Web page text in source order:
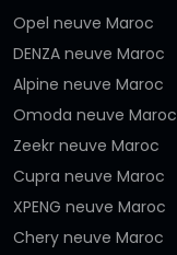
Opel neuve Maroc
DENZA neuve Maroc
Alpine neuve Maroc
Omoda neuve Maroc
Zeekr neuve Maroc
Cupra neuve Maroc
XPENG neuve Maroc
Chery neuve Maroc